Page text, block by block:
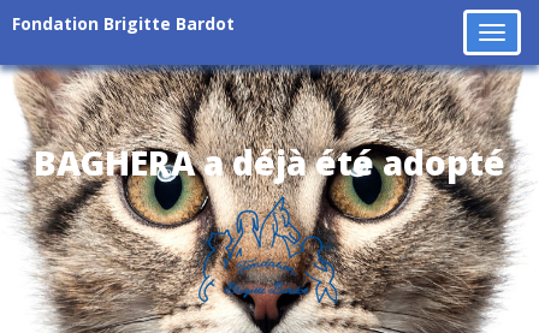
Fondation Brigitte Bardot
BAGHERA a déjà été adopté